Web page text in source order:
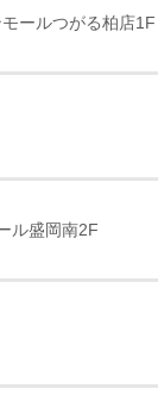
ールつがる柏店1F
ル盛岡南2F